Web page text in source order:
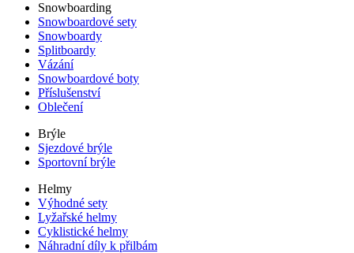
Snowboarding
Snowboardové sety
Snowboardy
Splitboardy
Vázání
Snowboardové boty
Příslušenství
Oblečení
Brýle
Sjezdové brýle
Sportovní brýle
Helmy
Výhodné sety
Lyžařské helmy
Cyklistické helmy
Náhradní díly k přilbám